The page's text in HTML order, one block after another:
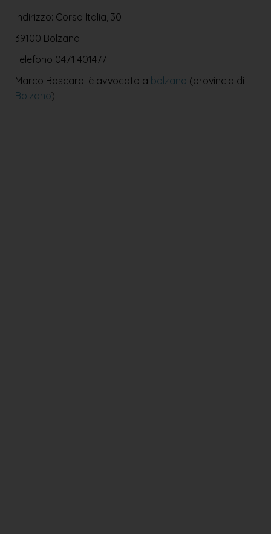
Indirizzo: Corso Italia, 30
39100 Bolzano
Telefono 0471 401477
Marco Boscarol è avvocato a bolzano (provincia di
Bolzano)